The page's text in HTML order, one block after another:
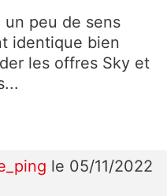
peu de sens
identique bien
les offres Sky et
le 05/11/2022